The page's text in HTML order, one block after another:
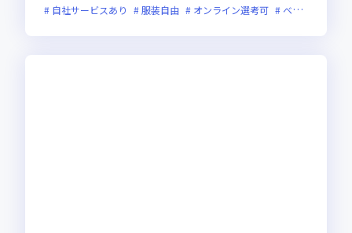
自社サービスあり
服装自由 オンライン選考可 ベンチャー企業